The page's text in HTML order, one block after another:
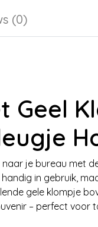
(0)
Geel
je bureau met
in gebruik,
gele klompje
– perfect voor